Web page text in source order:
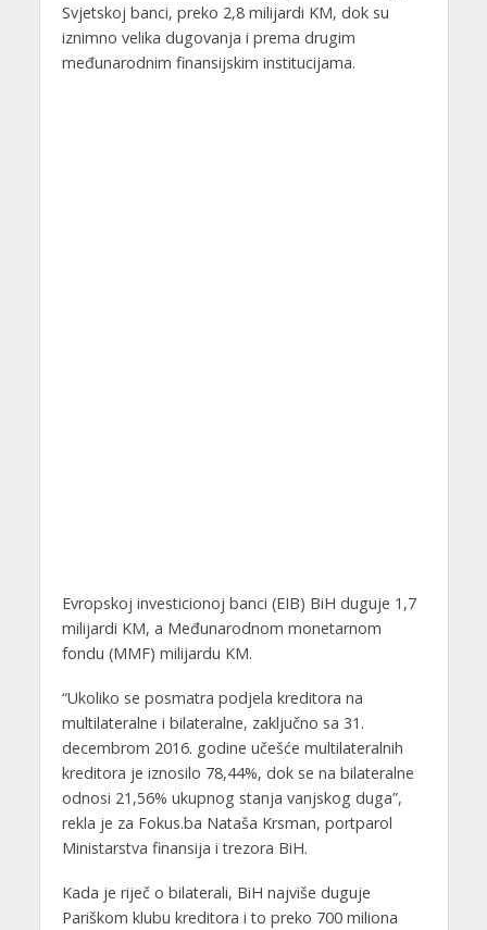
Svjetskoj banci, preko 2,8 milijardi KM, dok su
iznimno velika dugovanja i prema drugim
međunarodnim finansijskim institucijama.
Evropskoj investicionoj banci (EIB) BiH duguje 1,7
milijardi KM, a Međunarodnom monetarnom
fondu (MMF) milijardu KM.
“Ukoliko se posmatra podjela kreditora na
multilateralne i bilateralne, zaključno sa 31.
decembrom 2016. godine učešće multilateralnih
kreditora je iznosilo 78,44%, dok se na bilateralne
odnosi 21,56% ukupnog stanja vanjskog duga”,
rekla je za Fokus.ba Nataša Krsman, portparol
Ministarstva finansija i trezora BiH.
Kada je riječ o bilaterali, BiH najviše duguje
Pariškom klubu kreditora i to preko 700 miliona